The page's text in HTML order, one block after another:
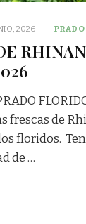
2026
frescas de
floridos.
de …